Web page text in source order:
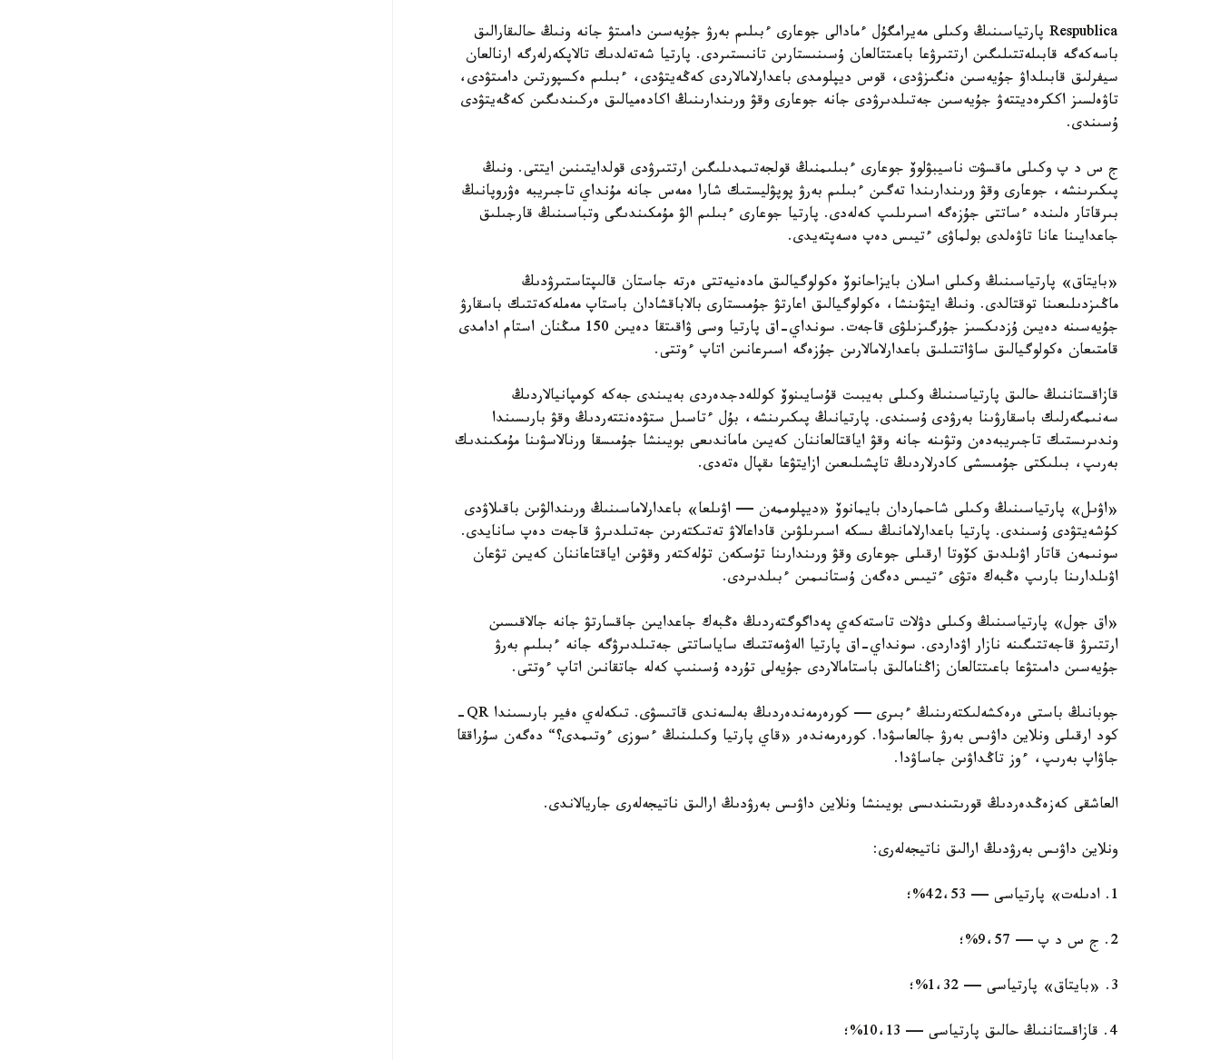
Respublica پارتياسىنىڭ وكىلى مەيرامگۇل ءمادالى جوعارى ءبىلىم بەرۋ جۇيەسىن دامىتۋ جانە ونىڭ حالىقارالىق
باسەكەگە قابىلەتتىلىگىن ارتتىرۋعا باعىتتالعان ۇسىنىستارىن تانىستىردى. پارتيا شەتەلدىك تالاپكەرلەرگە ارنالعان
سيفرلىق قابىلداۋ جۇيەسىن ەنگىزۋدى، قوس ديپلومدى باعدارلامالاردى كەڭەيتۋدى، ءبىلىم ەكسپورتىن دامىتۋدى،
تاۋەلسىز اككرەديتتەۋ جۇيەسىن جەتىلدىرۋدى جانە جوعارى وقۋ ورىندارىنىڭ اكادەميالىق ەركىندىگىن كەڭەيتۋدى
ۇسىندى.
ج س د پ وكىلى ماقسۋت ناسيبۋلوۆ جوعارى ءبىلىمنىڭ قولجەتىمدىلىگىن ارتتىرۋدى قولدايتىنىن ايتتى. ونىڭ
پىكىرىنشە، جوعارى وقۋ ورىندارىندا تەگىن ءبىلىم بەرۋ پوپۋليستىك شارا ەمەس جانە مۇنداي تاجىريبە ەۋروپانىڭ
بىرقاتار ەلىندە ءساتتى جۇزەگە اسىرىلىپ كەلەدى. پارتيا جوعارى ءبىلىم الۋ مۇمكىندىگى وتباسىنىڭ قارجىلىق
جاعدايىنا عانا تاۋەلدى بولماۋى ءتيىس دەپ ەسەپتەيدى.
«بايتاق» پارتياسىنىڭ وكىلى اسلان بايزاحانوۆ ەكولوگيالىق مادەنيەتتى ەرتە جاستان قالىپتاستىرۋدىڭ
ماڭىزدىلىعىنا توقتالدى. ونىڭ ايتۋىنشا، ەكولوگيالىق اعارتۋ جۇمىستارى بالاباقشادان باستاپ مەملەكەتتىك باسقارۋ
جۇيەسىنە دەيىن ۇزدىكسىز جۇرگىزىلۋى قاجەت. سونداي-اق پارتيا وسى ۋاقىتقا دەيىن 150 مىڭنان استام ادامدى
قامتىعان ەكولوگيالىق ساۋاتتىلىق باعدارلامالارىن جۇزەگە اسىرعانىن اتاپ ءوتتى.
قازاقستاننىڭ حالىق پارتياسىنىڭ وكىلى بەيبىت قۇسايىنوۆ كوللەدجدەردى بەيىندى جەكە كومپانيالاردىڭ
سەنىمگەرلىك باسقارۋىنا بەرۋدى ۇسىندى. پارتيانىڭ پىكىرىنشە، بۇل ءتاسىل ستۋدەنتتەردىڭ وقۋ بارىسىندا
وندىرىستىك تاجىريبەدەن وتۋىنە جانە وقۋ اياقتالعاننان كەيىن ماماندىعى بويىنشا جۇمىسقا ورنالاسۋىنا مۇمكىندىك
بەرىپ، بىلىكتى جۇمىسشى كادرلاردىڭ تاپشىلىعىن ازايتۋعا ىقپال ەتەدى.
«اۋىل» پارتياسىنىڭ وكىلى شاحماردان بايمانوۆ «ديپلوممەن — اۋىلعا» باعدارلاماسىنىڭ ورىندالۋىن باقىلاۋدى
كۇشەيتۋدى ۇسىندى. پارتيا باعدارلامانىڭ ىسكە اسىرىلۋىن قاداعالاۋ تەتىكتەرىن جەتىلدىرۋ قاجەت دەپ سانايدى.
سونىمەن قاتار اۋىلدىق كۆوتا ارقىلى جوعارى وقۋ ورىندارىنا تۇسكەن تۇلەكتەر وقۋىن اياقتاعاننان كەيىن تۋعان
اۋىلدارىنا بارىپ ەڭبەك ەتۋى ءتيىس دەگەن ۇستانىمىن ءبىلدىردى.
«اق جول» پارتياسىنىڭ وكىلى دۋلات تاستەكەي پەداگوگتەردىڭ ەڭبەك جاعدايىن جاقسارتۋ جانە جالاقىسىن
ارتتىرۋ قاجەتتىگىنە نازار اۋداردى. سونداي-اق پارتيا الەۋمەتتىك ساياساتتى جەتىلدىرۋگە جانە ءبىلىم بەرۋ
جۇيەسىن دامىتۋعا باعىتتالعان زاڭنامالىق باستامالاردى جۇيەلى تۇردە ۇسىنىپ كەلە جاتقانىن اتاپ ءوتتى.
جوبانىڭ باستى ەرەكشەلىكتەرىنىڭ ءبىرى — كورەرمەندەردىڭ بەلسەندى قاتىسۋى. تىكەلەي ەفير بارىسىندا QR-
كود ارقىلى ونلاين داۋىس بەرۋ جالعاسۋدا. كورەرمەندەر «قاي پارتيا وكىلىنىڭ ءسوزى ءوتىمدى؟“ دەگەن سۇراققا
جاۋاپ بەرىپ، ءوز تاڭداۋىن جاساۋدا.
العاشقى كەزەڭدەردىڭ قورىتىندىسى بويىنشا ونلاين داۋىس بەرۋدىڭ ارالىق ناتيجەلەرى جاريالاندى.
ونلاين داۋىس بەرۋدىڭ ارالىق ناتيجەلەرى:
1. ادىلەت» پارتياسى — 42،53%؛
2. ج س د پ — 9،57%؛
3. «بايتاق» پارتياسى — 1،32%؛
4. قازاقستاننىڭ حالىق پارتياسى — 10،13%؛